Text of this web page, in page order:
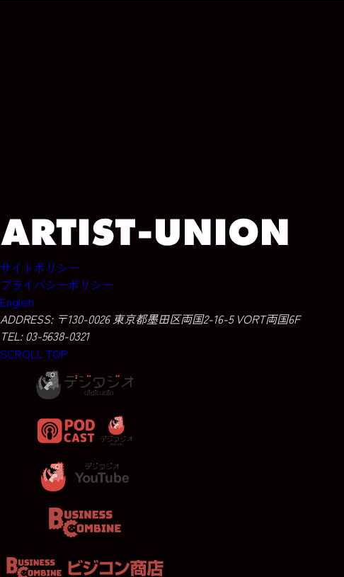
サイトポリシー
プライバシーポリシー
English
ADDRESS: 〒130-0026 東京都墨田区両国2-16-5 VORT両国6F
TEL: 03-5638-0321
SCROLL TOP